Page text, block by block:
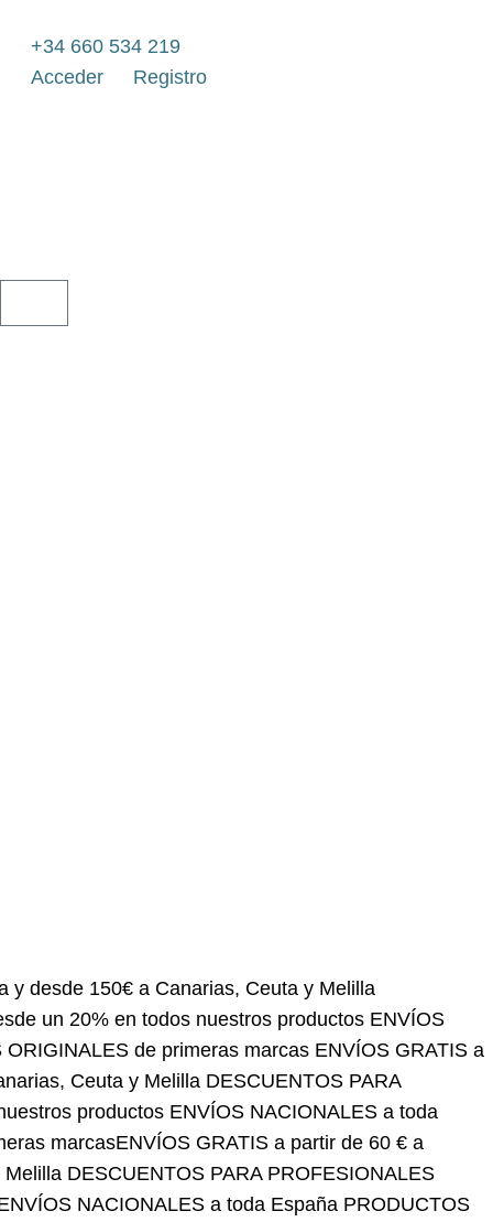
contenido
+34 660 534 219
Acceder
Registro
150€ a Canarias, Ceuta y Melilla DESCUENTOS
productosENVÍOS NACIONALES a toda España
GRATIS a partir de 60 € a península y desde
PROFESIONALES desde un 20% en todos nuestros
ORIGINALES de primeras marcasENVÍOS
Ceuta y MelillaDESCUENTOS PARA
ENVÍOS NACIONALES a toda España
GRATIS a partir de 60 € a península y desde 150€